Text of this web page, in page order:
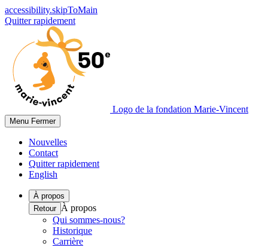
accessibility.skipToMain
Quitter rapidement
Logo de la fondation Marie-Vincent
Menu Fermer
Nouvelles
Contact
Quitter rapidement
English
À propos
Retour À propos
Qui sommes-nous?
Historique
Carrière